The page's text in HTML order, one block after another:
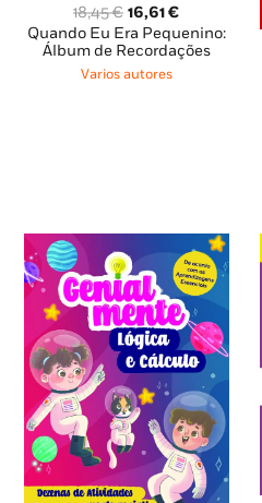
18,45€ O
preço
original
era:
16,61€O
preço
atual
Quando Eu Era Pequenino:
Álbum de Recordações
Varios autores